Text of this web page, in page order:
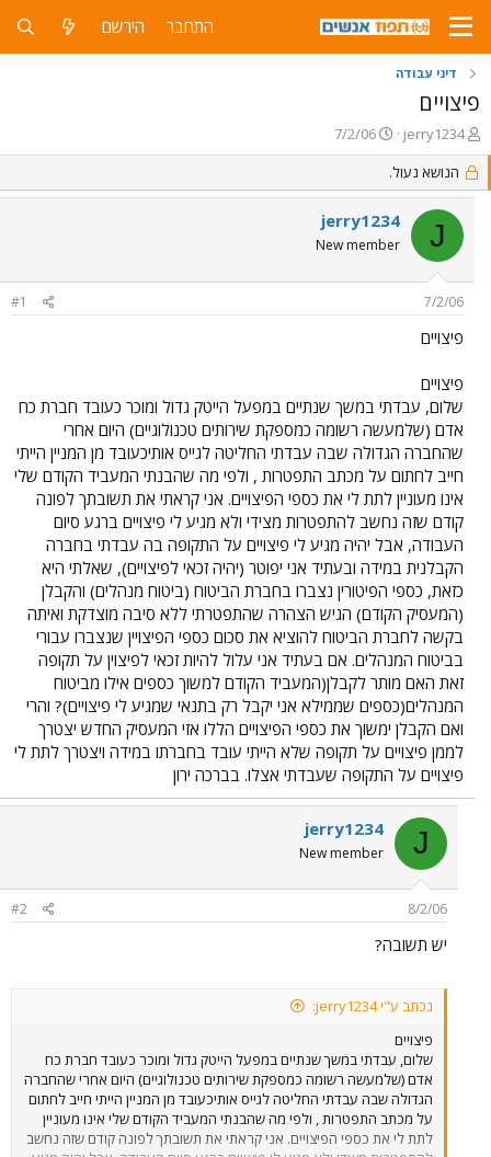
התחבר הירשם
דיני עבודה
פיצויים
פ
ו
ת
ח
נ
jerry1234
פ
ו
ס
ם
ב
ת
7/2/06
הנושא נעול.
J
jerry1234
New member
7/2/06
#1
פיצויים
פיצויים
שלום, עבדתי במשך שנתיים במפעל הייטק גדול ומוכר כעובד חברת כח
אדם (שלמעשה רשומה כמספקת שירותים טכנולוגיים) היום אחרי
שהחברה הגדולה שבה עבדתי החליטה לגייס אותיכעובד מן המניין הייתי
חייב לחתום על מכתב התפטרות , ולפי מה שהבנתי המעביד הקודם שלי
אינו מעוניין לתת לי את כספי הפיצויים. אני קראתי את תשובתך לפונה
קודם שזה נחשב להתפטרות מצידי ולא מגיע לי פיצויים ברגע סיום
העבודה, אבל יהיה מגיע לי פיצויים על התקופה בה עבדתי בחברה
הקבלנית במידה ובעתיד אני יפוטר (יהיה זכאי לפיצויים), שאלתי היא
כזאת, כספי הפיטורין נצברו בחברת הביטוח (ביטוח מנהלים) והקבלן
(המעסיק הקודם) הגיש הצהרה שהתפטרתי ללא סיבה מוצדקת ואיתה
בקשה לחברת הביטוח להוציא את סכום כספי הפיצויין שנצברו עבורי
בביטוח המנהלים. אם בעתיד אני עלול להיות זכאי לפיצוין על תקופה
זאת האם מותר לקבלן(המעביד הקודם למשוך כספים אילו מביטוח
המנהלים(כספים שממילא אני יקבל רק בתנאי שמגיע לי פיצויים)? והרי
ואם הקבלן ימשוך את כספי הפיצויים הללו אזי המעסיק החדש יצטרך
לממן פיצויים על תקופה שלא הייתי עובד בחברתו במידה ויצטרך לתת לי
פיצויים על התקופה שעבדתי אצלו. בברכה ירון
J
jerry1234
New member
8/2/06
#2
יש תשובה?
נכתב ע"י jerry1234:
פיצויים
שלום, עבדתי במשך שנתיים במפעל הייטק גדול ומוכר כעובד חברת כח
אדם (שלמעשה רשומה כמספקת שירותים טכנולוגיים) היום אחרי שהחברה
הגדולה שבה עבדתי החליטה לגייס אותיכעובד מן המניין הייתי חייב לחתום
על מכתב התפטרות , ולפי מה שהבנתי המעביד הקודם שלי אינו מעוניין
לתת לי את כספי הפיצויים. אני קראתי את תשובתך לפונה קודם שזה נחשב